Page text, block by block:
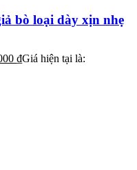
bò loại dày xịn nhẹ
₫Giá hiện tại là: